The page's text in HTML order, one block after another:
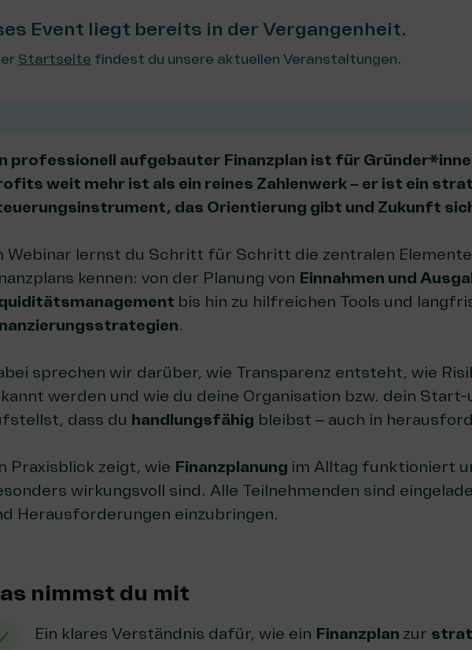
Event liegt bereits in der Vergangenheit.
Startseite findest du unsere aktuellen Veranstaltungen.
professionell aufgebauter Finanzplan ist für
weit mehr ist als ein reines Zahlenwerk – er ist ein
das Orientierung gibt und Zukunft
Webinar lernst du Schritt für Schritt die zentralen
kennen: von der Planung von Einnahmen und
bis hin zu hilfreichen Tools und
.
sprechen wir darüber, wie Transparenz entsteht, wie
werden und wie du deine Organisation bzw. dein
dass du handlungsfähig bleibst – auch in
Praxisblick zeigt, wie Finanzplanung im Alltag funktioniert
wirkungsvoll sind. Alle Teilnehmenden sind
Herausforderungen einzubringen.
nimmst du mit
Ein klares Verständnis dafür, wie ein Finanzplan zur